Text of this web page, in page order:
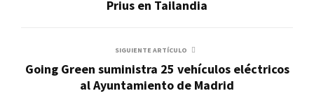
Prius en Tailandia
SIGUIENTE ARTÍCULO
Going Green suministra 25 vehículos eléctricos
al Ayuntamiento de Madrid